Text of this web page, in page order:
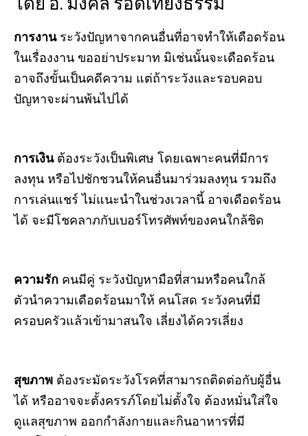
โดย อ. มงคล รอดเที่ยงธรรม
การงานระวังปัญหาจากคนอื่นที่อาจทำให้เดือดร้อน
ในเรื่องงาน ขออย่าประมาท มิเช่นนั้นจะเดือดร้อน
อาจถึงขั้นเป็นคดีความ แต่ถ้าระวังและรอบคอบ
ปัญหาจะผ่านพ้นไปได้
การเงิน ต้องระวังเป็นพิเศษ โดยเฉพาะคนที่มีการ
ลงทุน หรือไปชักชวนให้คนอื่นมาร่วมลงทุน รวมถึง
การเล่นแชร์ ไม่แนะนำในช่วงเวลานี้ อาจเดือดร้อน
ได้ จะมีโชคลาภกับเบอร์โทรศัพท์ของคนใกล้ชิด
ความรัก คนมีคู่ ระวังปัญหามือที่สามหรือคนใกล้
ตัวนำความเดือดร้อนมาให้ คนโสด ระวังคนที่มี
ครอบครัวแล้วเข้ามาสนใจ เลี่ยงได้ควรเลี่ยง
สุขภาพ ต้องระมัดระวังโรคที่สามารถติดต่อกับผู้อื่น
ได้ หรืออาจจะตั้งครรภ์โดยไม่ตั้งใจ ต้องหมั่นใส่ใจ
ดูแลสุขภาพ ออกกำลังกายและกินอาหารที่มี